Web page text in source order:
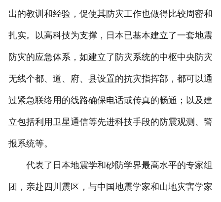
出的教训和经验，促使其防灾工作也做得比较周密和
扎实。以高科技为支撑，日本已基本建立了一套地震
防灾的应急体系，如建立了防灾系统的中枢中央防灾
无线个都、道、府、县设置的抗灾指挥部，都可以通
过紧急联络用的线路确保电话或传真的畅通；以及建
立包括利用卫星通信等先进科技手段的防震观测、警
报系统等。
代表了日本地震学和砂防学界最高水平的专家组
团，亲赴四川震区，与中国地震学家和山地灾害学家